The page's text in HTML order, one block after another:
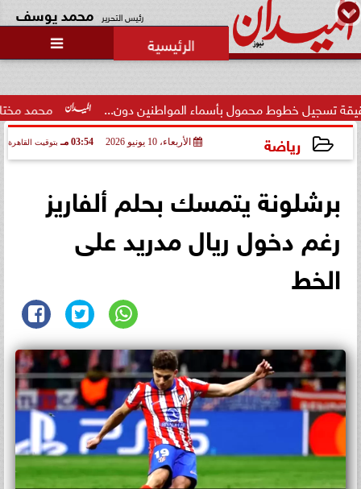
رئيس التحرير محمد يوسف

محمد مختار جمعة: بدل محمول بأسماء المواطنين دون...
رياضة الأربعاء، 10 يونيو 2026 03:54 مـ بتوقيت القاهرة
برشلونة يتمسك بحلم ألفاريز
رغم دخول ريال مدريد على
الخط